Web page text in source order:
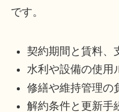
です。
契約期間と賃料、
水利や設備の使用
修繕や維持管理の
解約条件と更新手